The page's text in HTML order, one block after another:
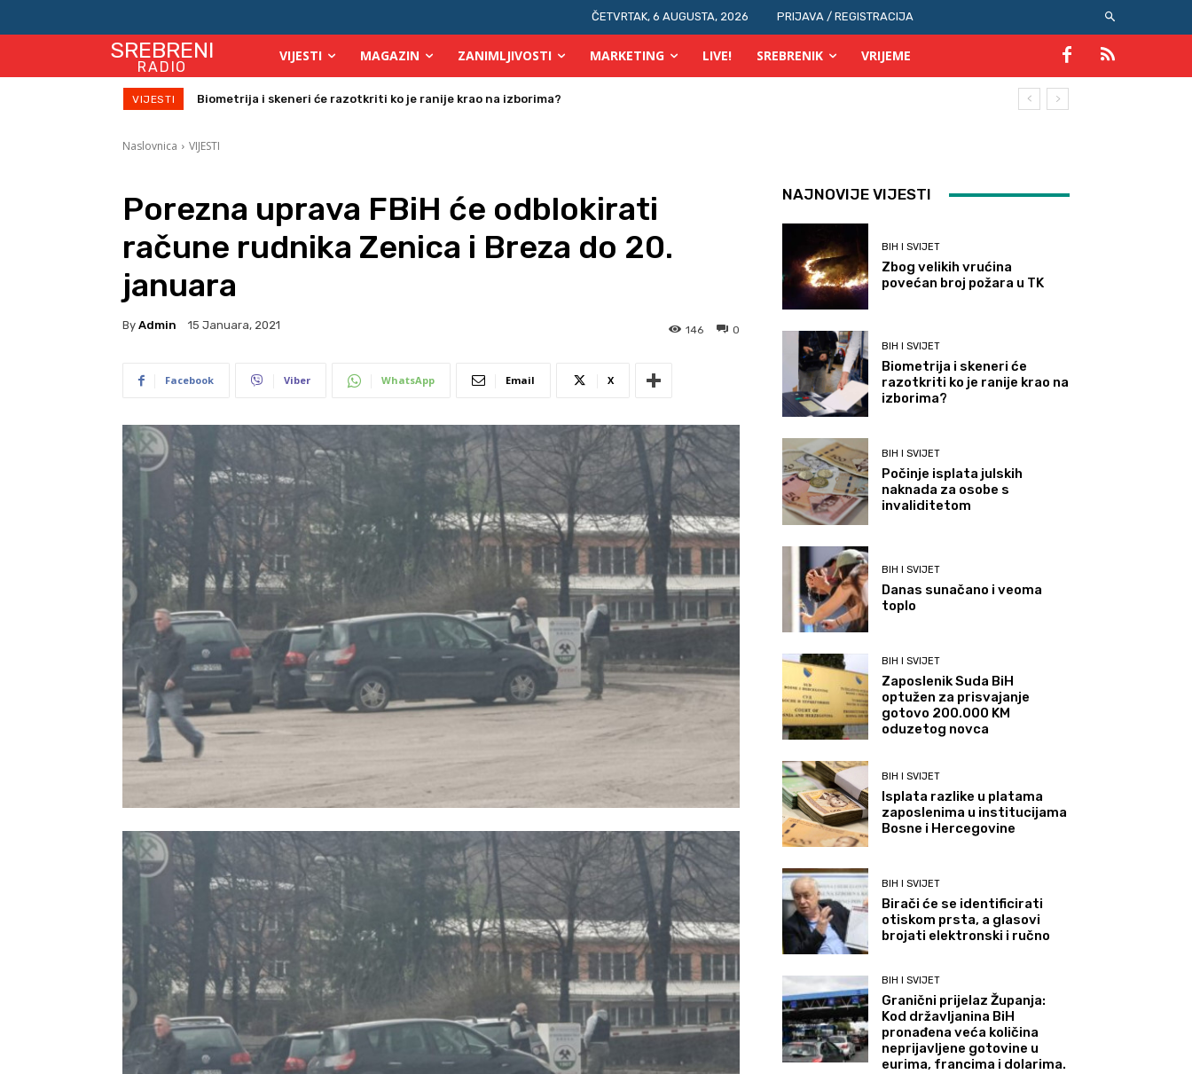
ČETVRTAK, 6 AUGUSTA, 2026 PRIJAVA / REGISTRACIJA
SREBRENI
RADIO
VIJESTI MAGAZIN ZANIMLJIVOSTI MARKETING LIVE! SREBRENIK VRIJEME
VIJESTI Počinje isplata julskih naknada za osobe s invaliditetom
Naslovnica VIJESTI
Porezna uprava FBiH će odblokirati
račune rudnika Zenica i Breza do 20.
januara
By Admin 15 Januara, 2021 0
146
Facebook Viber WhatsApp Email X
NAJNOVIJE VIJESTI
BIH I SVIJET
Zbog velikih vrućina
povećan broj požara u TK
BIH I SVIJET
Biometrija i skeneri će
razotkriti ko je ranije krao na
izborima?
BIH I SVIJET
Počinje isplata julskih
naknada za osobe s
invaliditetom
BIH I SVIJET
Danas sunačano i veoma
toplo
BIH I SVIJET
Zaposlenik Suda BiH
optužen za prisvajanje
gotovo 200.000 KM
oduzetog novca
BIH I SVIJET
Isplata razlike u platama
zaposlenima u institucijama
Bosne i Hercegovine
BIH I SVIJET
Birači će se identificirati
otiskom prsta, a glasovi
brojati elektronski i ručno
BIH I SVIJET
Granični prijelaz Županja:
Kod državljanina BiH
pronađena veća količina
neprijavljene gotovine u
eurima, francima i dolarima.